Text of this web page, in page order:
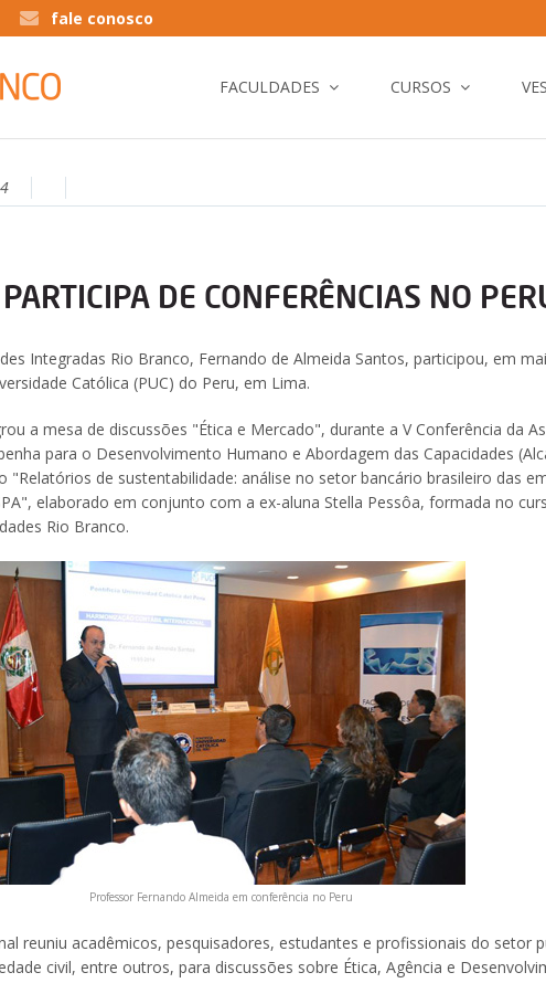
fale conosco
FACULDADES CURSOS
DE CONFERÊNCIAS NO
Integradas Rio Branco, Fernando de Almeida Santos, participou, em
Católica (PUC) do Peru, em Lima.
a mesa de discussões "Ética e Mercado", durante a V Conferência da
para o Desenvolvimento Humano e Abordagem das Capacidades
"Relatórios de sustentabilidade: análise no setor bancário brasileiro das
elaborado em conjunto com a ex-aluna Stella Pessôa, formada no
Rio Branco.
Professor Fernando Almeida em conferência no Peru
reuniu acadêmicos, pesquisadores, estudantes e profissionais do setor
civil, entre outros, para discussões sobre Ética, Agência e